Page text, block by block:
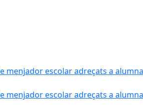
menjador escolar adreçats a
menjador escolar adreçats a